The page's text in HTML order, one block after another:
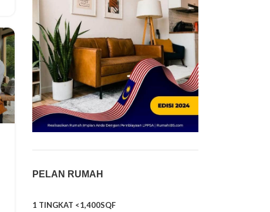
PELAN RUMAH
1 TINGKAT <1,400SQF